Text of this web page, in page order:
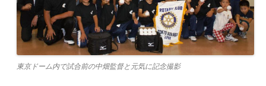
東京ドーム内で試合前の中畑監督と元気に記念撮影